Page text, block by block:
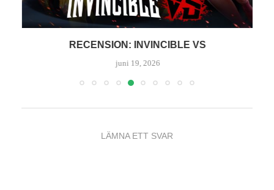
RECENSION: INVINCIBLE VS
juni 19, 2026
LÄMNA ETT SVAR